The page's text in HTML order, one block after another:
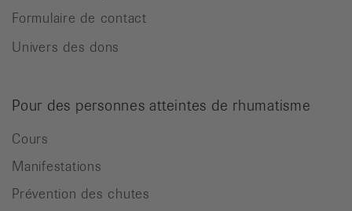
Formulaire de contact
Univers des dons
Pour des personnes atteintes de rhumatisme
Cours
Manifestations
Prévention des chutes